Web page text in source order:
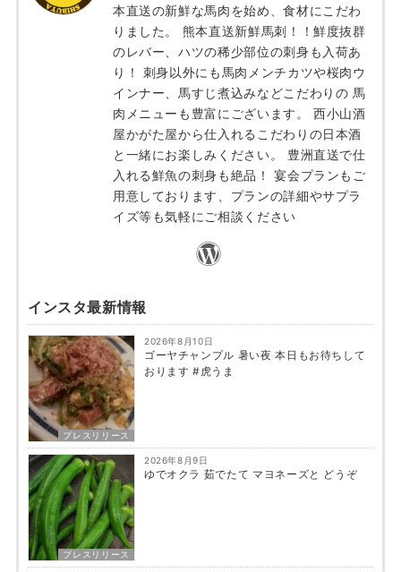
本直送の新鮮な馬肉を始め、食材にこだわ
りました。 熊本直送新鮮馬刺！！鮮度抜群
のレバー、ハツの稀少部位の刺身も入荷あ
り！ 刺身以外にも馬肉メンチカツや桜肉ウ
インナー、馬すじ煮込みなどこだわりの 馬
肉メニューも豊富にございます。 西小山酒
屋かがた屋から仕入れるこだわりの日本酒
と一緒にお楽しみください。 豊洲直送で仕
入れる鮮魚の刺身も絶品！ 宴会プランもご
用意しております、プランの詳細やサプラ
イズ等も気軽にご相談ください
インスタ最新情報
プレスリリース
2026年8月10日
ゴーヤチャンプル 暑い夜 本日もお待ちして
おります #虎うま
プレスリリース
2026年8月9日
ゆでオクラ 茹でたて マヨネーズと どうぞ